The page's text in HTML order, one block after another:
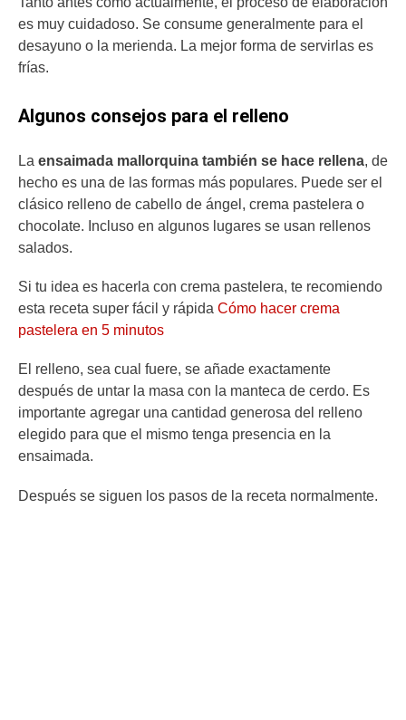
es muy cuidadoso. Se consume generalmente para el
desayuno o la merienda. La mejor forma de servirlas es
frías.
Algunos consejos para el relleno
La ensaimada mallorquina también se hace rellena, de
hecho es una de las formas más populares. Puede ser el
clásico relleno de cabello de ángel, crema pastelera o
chocolate. Incluso en algunos lugares se usan rellenos
salados.
Si tu idea es hacerla con crema pastelera, te recomiendo
esta receta super fácil y rápida Cómo hacer crema
pastelera en 5 minutos
El relleno, sea cual fuere, se añade exactamente
después de untar la masa con la manteca de cerdo. Es
importante agregar una cantidad generosa del relleno
elegido para que el mismo tenga presencia en la
ensaimada.
Después se siguen los pasos de la receta normalmente.